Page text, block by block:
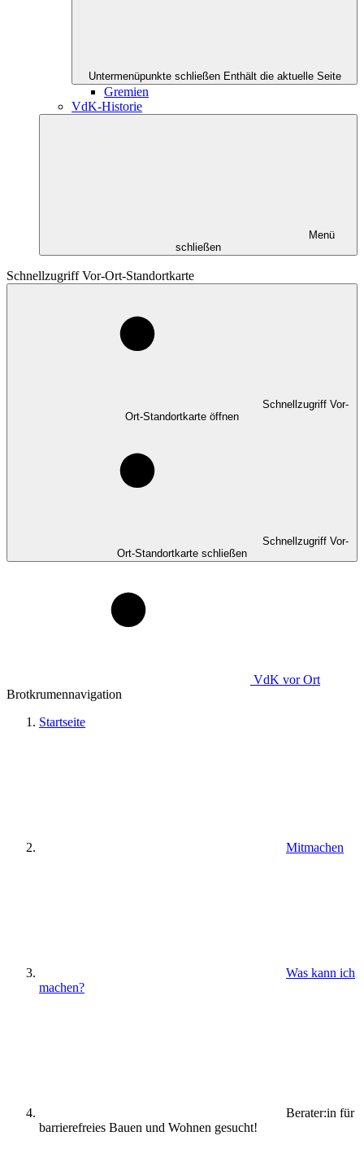
Untermenüpunkte schließen Enthält die aktuelle Seite
Gremien
VdK-Historie
Menü
schließen
Schnellzugriff Vor-Ort-Standortkarte
Schnellzugriff Vor-
Ort-Standortkarte öffnen
Schnellzugriff Vor-
Ort-Standortkarte schließen
VdK vor Ort
Brotkrumennavigation
Startseite
Mitmachen
Was kann ich
machen?
Berater:in für
barrierefreies Bauen und Wohnen gesucht!